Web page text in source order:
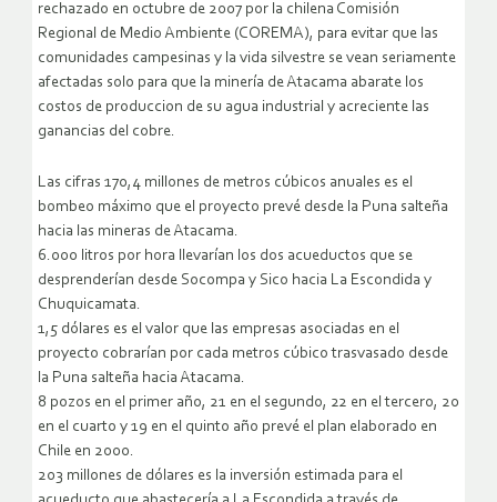
rechazado en octubre de 2007 por la chilena Comisión
Regional de Medio Ambiente (COREMA), para evitar que las
comunidades campesinas y la vida silvestre se vean seriamente
afectadas solo para que la minería de Atacama abarate los
costos de produccion de su agua industrial y acreciente las
ganancias del cobre.
Las cifras 170,4 millones de metros cúbicos anuales es el
bombeo máximo que el proyecto prevé desde la Puna salteña
hacia las mineras de Atacama.
6.000 litros por hora llevarían los dos acueductos que se
desprenderían desde Socompa y Sico hacia La Escondida y
Chuquicamata.
1,5 dólares es el valor que las empresas asociadas en el
proyecto cobrarían por cada metros cúbico trasvasado desde
la Puna salteña hacia Atacama.
8 pozos en el primer año, 21 en el segundo, 22 en el tercero, 20
en el cuarto y 19 en el quinto año prevé el plan elaborado en
Chile en 2000.
203 millones de dólares es la inversión estimada para el